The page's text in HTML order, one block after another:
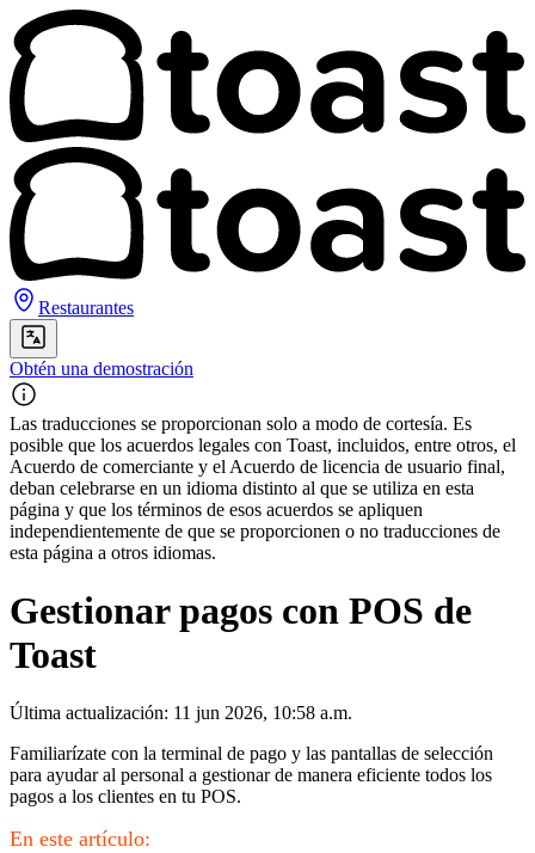
Restaurantes
Obtén una demostración
Las traducciones se proporcionan solo a modo de cortesía. Es
posible que los acuerdos legales con Toast, incluidos, entre otros, el
Acuerdo de comerciante y el Acuerdo de licencia de usuario final,
deban celebrarse en un idioma distinto al que se utiliza en esta
página y que los términos de esos acuerdos se apliquen
independientemente de que se proporcionen o no traducciones de
esta página a otros idiomas.
Gestionar pagos con POS de
Toast
Última actualización: 11 jun 2026, 10:58 a.m.
Familiarízate con la terminal de pago y las pantallas de selección
para ayudar al personal a gestionar de manera eficiente todos los
pagos a los clientes en tu POS.
En este artículo: